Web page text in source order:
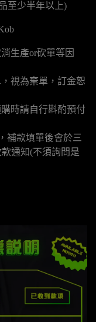
至少半年以上)
生產or砍單等因
視為棄單，訂金恕
時請自行斟酌預付
補款填單後會於三
通知(不須詢問是